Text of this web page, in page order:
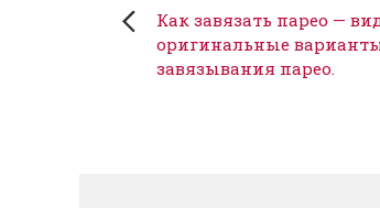
Как завязать парео —
оригинальные
завязывания парео.